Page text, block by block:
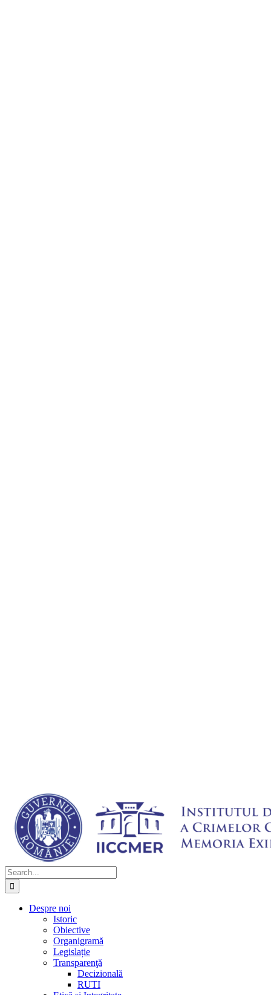
Search
for:
Despre noi
Istoric
Obiective
Organigramă
Legislație
Transparenţă
Decizională
RUTI